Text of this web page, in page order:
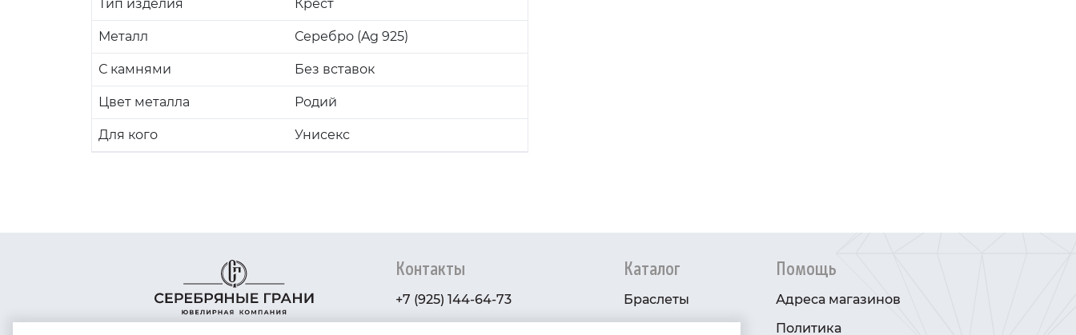
Тип изделия Крест
Металл Серебро (Ag 925)
С камнями Без вставок
Цвет металла Родий
Для кого Унисекс
Контакты
+7 (925) 144-64-73
Каталог
Браслеты
Помощь
Адреса магазинов
Политика